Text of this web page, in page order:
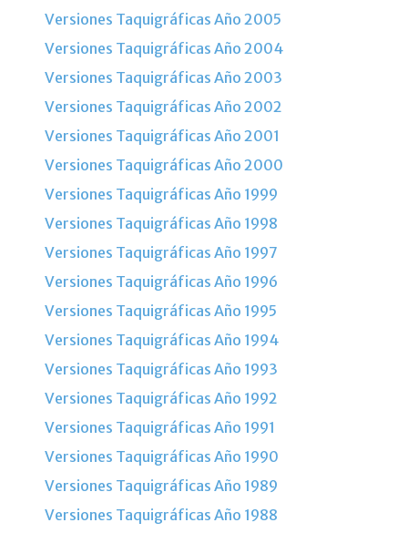
Versiones Taquigráficas Año 2005
Versiones Taquigráficas Año 2004
Versiones Taquigráficas Año 2003
Versiones Taquigráficas Año 2002
Versiones Taquigráficas Año 2001
Versiones Taquigráficas Año 2000
Versiones Taquigráficas Año 1999
Versiones Taquigráficas Año 1998
Versiones Taquigráficas Año 1997
Versiones Taquigráficas Año 1996
Versiones Taquigráficas Año 1995
Versiones Taquigráficas Año 1994
Versiones Taquigráficas Año 1993
Versiones Taquigráficas Año 1992
Versiones Taquigráficas Año 1991
Versiones Taquigráficas Año 1990
Versiones Taquigráficas Año 1989
Versiones Taquigráficas Año 1988